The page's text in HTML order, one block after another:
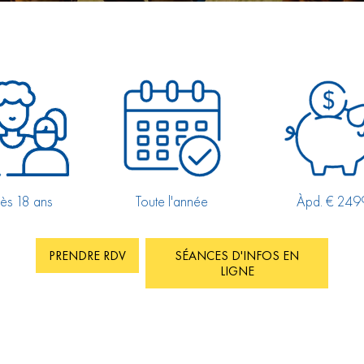
18 ans Toute l'année Àpd. €
PRENDRE RDV
SÉANCES D'INFOS EN
LIGNE